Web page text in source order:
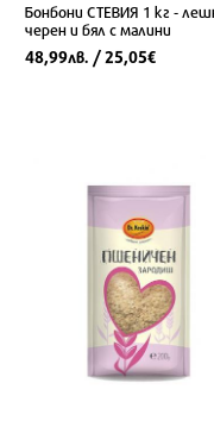
Бонбони СТЕВИЯ 1 кг -
черен и бял с малини
48,99лв. / 25,05€